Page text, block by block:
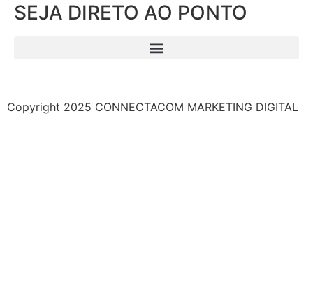
SEJA DIRETO AO PONTO
Copyright 2025 CONNECTACOM MARKETING DIGITAL